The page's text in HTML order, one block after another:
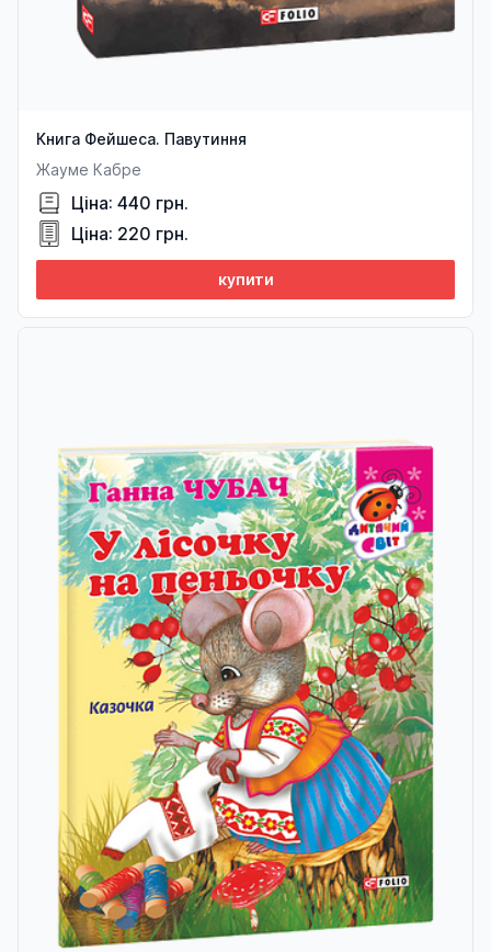
Книга Фейшеса. Павутиння
Жауме Кабре
Ціна: 440 грн.
Ціна: 220 грн.
купити